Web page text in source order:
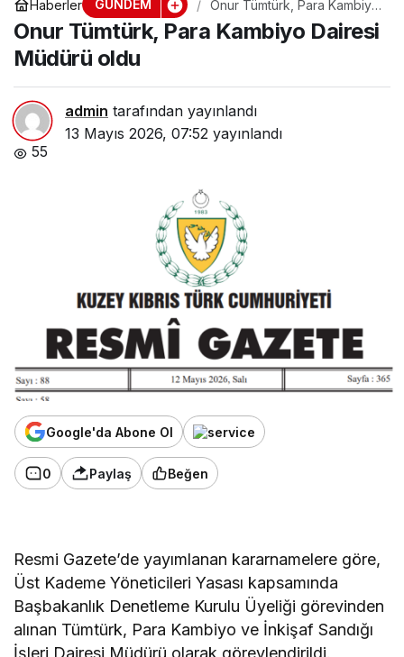
Haberler GÜNDEM
Onur Tümtürk, Para Kambiyo
Dairesi Müdürü oldu
Onur Tümtürk, Para Kambiyo Dairesi
Müdürü oldu
admin tarafından yayınlandı
13 Mayıs 2026, 07:52 yayınlandı
55
Google'da Abone Ol
0 Paylaş Beğen
Resmi Gazete’de yayımlanan kararnamelere göre,
Üst Kademe Yöneticileri Yasası kapsamında
Başbakanlık Denetleme Kurulu Üyeliği görevinden
alınan Tümtürk, Para Kambiyo ve İnkişaf Sandığı